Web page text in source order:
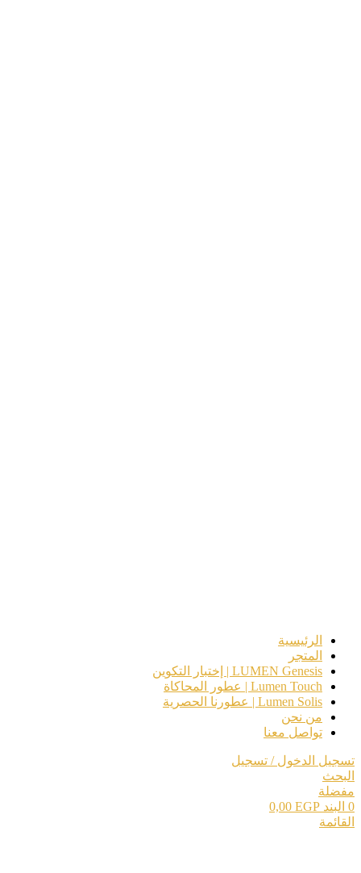
الرئيسية
المتجر
LUMEN Genesis | إختبار التكوين
Lumen Touch | عطور المحاكاة
Lumen Solis | عطورنا الحصرية
من نحن
تواصل معنا
تسجيل الدخول / تسجيل
البحث
مفضلة
0 البند 0,00 EGP
القائمة